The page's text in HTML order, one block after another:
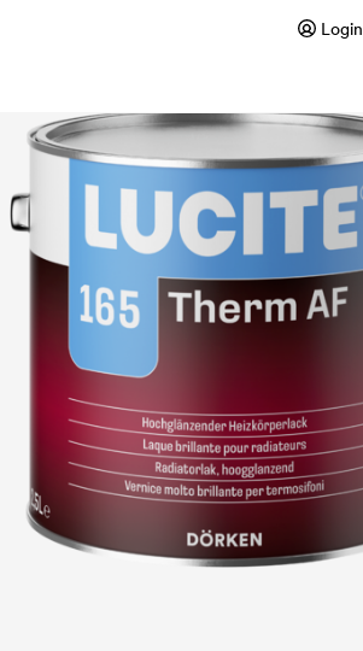
Login